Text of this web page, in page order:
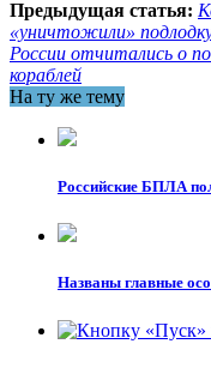
Предыдущая статья:
«уничтожили»
России отчитались о
кораблей
На ту же тему
Российские БПЛА
Названы главные